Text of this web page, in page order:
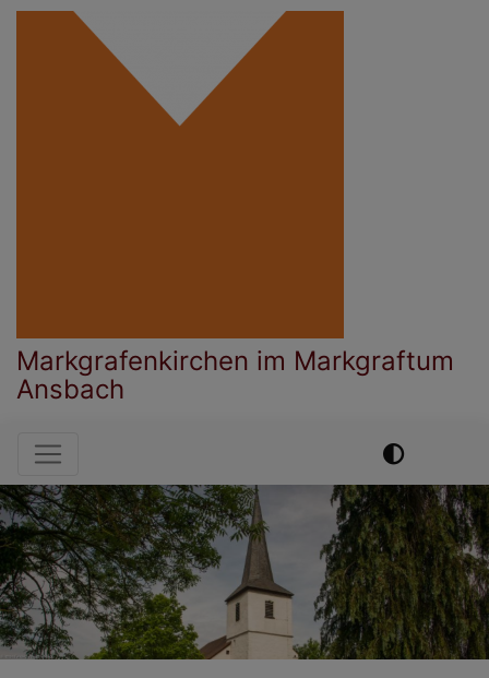
Direkt
Markgrafenkirchen im Markgraftum
Ansbach
Hauptnavigation